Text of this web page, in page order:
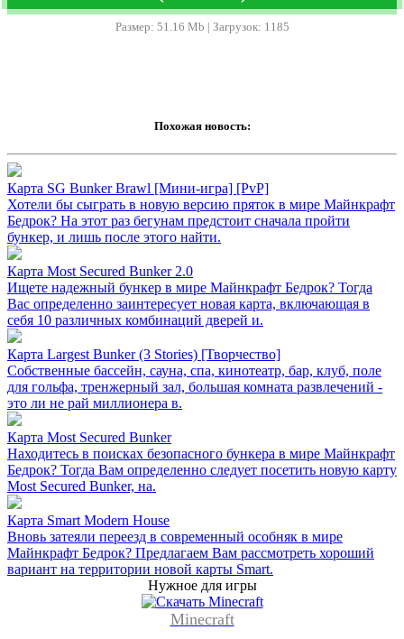
Размер: 51.16 Mb | Загрузок: 1185
Похожая новость:
Карта SG Bunker Brawl [Мини-игра] [PvP]
Хотели бы сыграть в новую версию пряток в мире Майнкрафт
Бедрок? На этот раз бегунам предстоит сначала пройти
бункер, и лишь после этого найти.
Карта Most Secured Bunker 2.0
Ищете надежный бункер в мире Майнкрафт Бедрок? Тогда
Вас определенно заинтересует новая карта, включающая в
себя 10 различных комбинаций дверей и.
Карта Largest Bunker (3 Stories) [Творчество]
Собственные бассейн, сауна, спа, кинотеатр, бар, клуб, поле
для гольфа, тренжерный зал, большая комната развлечений -
это ли не рай миллионера в.
Карта Most Secured Bunker
Находитесь в поисках безопасного бункера в мире Майнкрафт
Бедрок? Тогда Вам определенно следует посетить новую карту
Most Secured Bunker, на.
Карта Smart Modern House
Вновь затеяли переезд в современный особняк в мире
Майнкрафт Бедрок? Предлагаем Вам рассмотреть хороший
вариант на территории новой карты Smart.
Нужное для игры
Minecraft